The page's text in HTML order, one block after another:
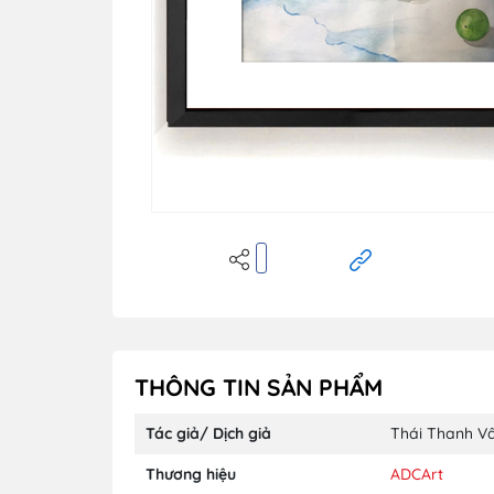
THÔNG TIN SẢN PHẨM
Tác giả/ Dịch giả Thái Thanh
Thương hiệu ADCArt